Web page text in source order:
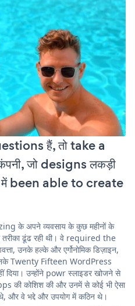
हैं, तो take a
जो designs लकड़ी
में been able to create
के अपने व्यवसाय के कुछ महीनों के
ढूंढ रही थी। वे required the
उनके हल्के और एर्गोनोमिक डिज़ाइन,
Twenty Fifteen WordPress
दिया। उन्होंने powr स्लाइडर खोजने से
कोशिश की और उनमें से कोई भी ऐसा
और वे भद्दे और उपयोग में कठिन थे।